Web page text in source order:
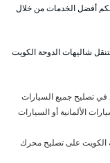
أفضل الخدمات من خلال
شاليهات الدوحة الكويت
تصليح جميع السيارات
الألمانية أو السيارات
الكويت على تصليح محرك